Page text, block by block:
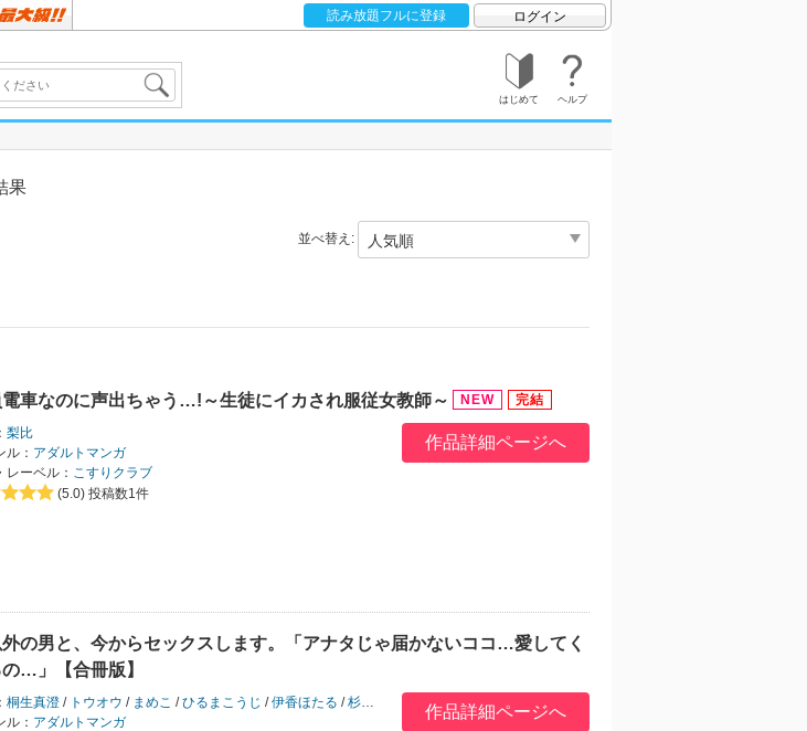
読み放題フルに登録 ログイン
はじめて ヘルプ
果
並べ替え:
車なのに声出ちゃう…!～生徒にイカされ服従女教師～
梨比
ル： アダルトマンガ
レーベル： こすりクラブ
(5.0) 投稿数1件
作品詳細ページへ
の男と、今からセックスします。「アナタじゃ届かないココ…愛してく
…」【合冊版】
桐生真澄 / トウオウ / まめこ /ひるまこうじ /伊香ほたる /杉友カヅヒロ / あすぜむ/ くわがた子
ル： アダルトマンガ
作品詳細ページへ